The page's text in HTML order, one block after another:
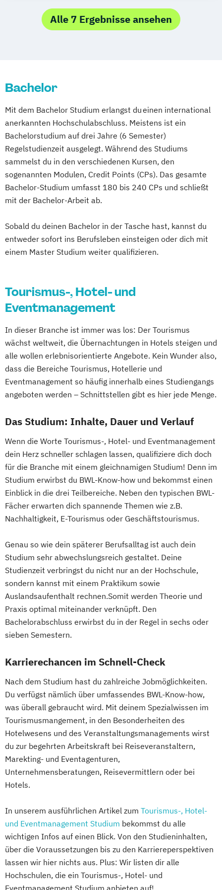
Alle 7 Ergebnisse ansehen
Bachelor
Mit dem Bachelor Studium erlangst du einen international
anerkannten Hochschulabschluss. Meistens ist ein
Bachelorstudium auf drei Jahre (6 Semester)
Regelstudienzeit ausgelegt. Während des Studiums
sammelst du in den verschiedenen Kursen, den
sogenannten Modulen, Credit Points (CPs). Das gesamte
Bachelor-Studium umfasst 180 bis 240 CPs und schließt
mit der Bachelor-Arbeit ab.
Sobald du deinen Bachelor in der Tasche hast, kannst du
entweder sofort ins Berufsleben einsteigen oder dich mit
einem Master Studium weiter qualifizieren.
Tourismus-, Hotel- und
Eventmanagement
In dieser Branche ist immer was los: Der Tourismus
wächst weltweit, die Übernachtungen in Hotels steigen und
alle wollen erlebnisorientierte Angebote. Kein Wunder also,
dass die Bereiche Tourismus, Hotellerie und
Eventmanagement so häufig innerhalb eines Studiengangs
angeboten werden – Schnittstellen gibt es hier jede Menge.
Das Studium: Inhalte, Dauer und Verlauf
Wenn die Worte Tourismus-, Hotel- und Eventmanagement
dein Herz schneller schlagen lassen, qualifiziere dich doch
für die Branche mit einem gleichnamigen Studium! Denn im
Studium erwirbst du BWL-Know-how und bekommst einen
Einblick in die drei Teilbereiche. Neben den typischen BWL-
Fächer erwarten dich spannende Themen wie z.B.
Nachhaltigkeit, E-Tourismus oder Geschäftstourismus.
Genau so wie dein späterer Berufsalltag ist auch dein
Studium sehr abwechslungsreich gestaltet. Deine
Studienzeit verbringst du nicht nur an der Hochschule,
sondern kannst mit einem Praktikum sowie
Auslandsaufenthalt rechnen.Somit werden Theorie und
Praxis optimal miteinander verknüpft. Den
Bachelorabschluss erwirbst du in der Regel in sechs oder
sieben Semestern.
Karrierechancen im Schnell-Check
Nach dem Studium hast du zahlreiche Jobmöglichkeiten.
Du verfügst nämlich über umfassendes BWL-Know-how,
was überall gebraucht wird. Mit deinem Spezialwissen im
Tourismusmangement, in den Besonderheiten des
Hotelwesens und des Veranstaltungsmanagements wirst
du zur begehrten Arbeitskraft bei Reiseveranstaltern,
Marekting- und Eventagenturen,
Unternehmensberatungen, Reisevermittlern oder bei
Hotels.
In unserem ausführlichen Artikel zum Tourismus-, Hotel-
und Eventmanagement Studium bekommst du alle
wichtigen Infos auf einen Blick. Von den Studieninhalten,
über die Voraussetzungen bis zu den Karriereperspektiven
lassen wir hier nichts aus. Plus: Wir listen dir alle
Hochschulen, die ein Tourismus-, Hotel- und